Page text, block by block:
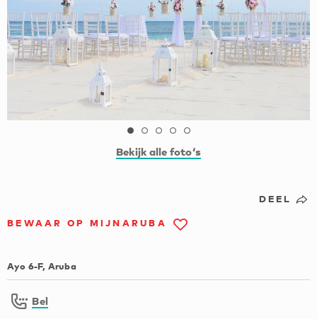
Bekijk alle foto‘s
DEEL
BEWAAR OP MIJNARUBA
Ayo 6-F, Aruba
Bel